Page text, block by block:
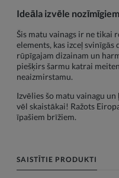
Ideāla izvēle
Šis matu vainags ir ne tikai
elements, kas izceļ
rūpīgajam dizainam un
piešķirs šarmu katrai
neaizmirstamu.
Izvēlies šo matu vainagu
vēl skaistākai! Ražots
īpašiem brīžiem.
SAISTĪTIE PRODUKTI